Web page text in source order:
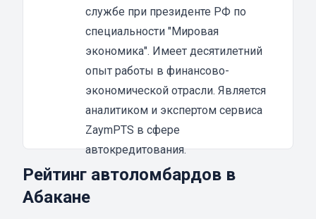
это, конечно, своевременно погашать
задолженность. В этом случае вы ничем не
рискуете.
Из преимуществ залога под ПТС
мототехники можно выделить:
быстрое оформление;
получение не менее 80% суммы от
рыночной стоимости мототехники;
деньги получите сразу после заключения
удобство.
службе при президенте РФ по
специальности "Мировая
экономика". Имеет десятилетний
опыт работы в финансово-
экономической отрасли. Является
аналитиком и экспертом сервиса
ZaymPTS в сфере
автокредитования.
Рейтинг автоломбардов в
Абакане